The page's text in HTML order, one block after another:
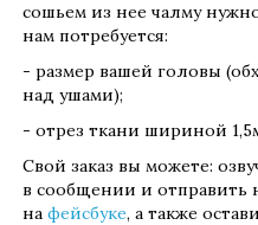
сошьем из нее чалму
нам потребуется:
- размер вашей головы
над ушами);
- отрез ткани шириной
Свой заказ вы можете:
в сообщении и отправить
нафейсбуке, а также